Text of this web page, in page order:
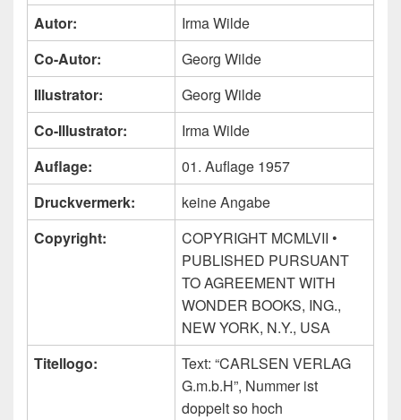
Autor:
Irma Wilde
Co-Autor:
Georg Wilde
Illustrator:
Georg Wilde
Co-Illustrator:
Irma Wilde
Auflage:
01. Auflage 1957
Druckvermerk:
keine Angabe
Copyright:
COPYRIGHT MCMLVII •
PUBLISHED PURSUANT
TO AGREEMENT WITH
WONDER BOOKS, ING.,
NEW YORK, N.Y., USA
Titellogo:
Text: “CARLSEN VERLAG
G.m.b.H”, Nummer ist
doppelt so hoch